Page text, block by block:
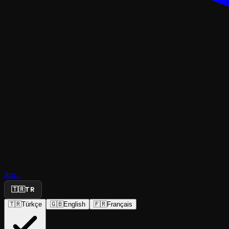
Ara...
🇹🇷TR
🇹🇷Türkçe 🇬🇧English 🇫🇷Français
Saloz’un